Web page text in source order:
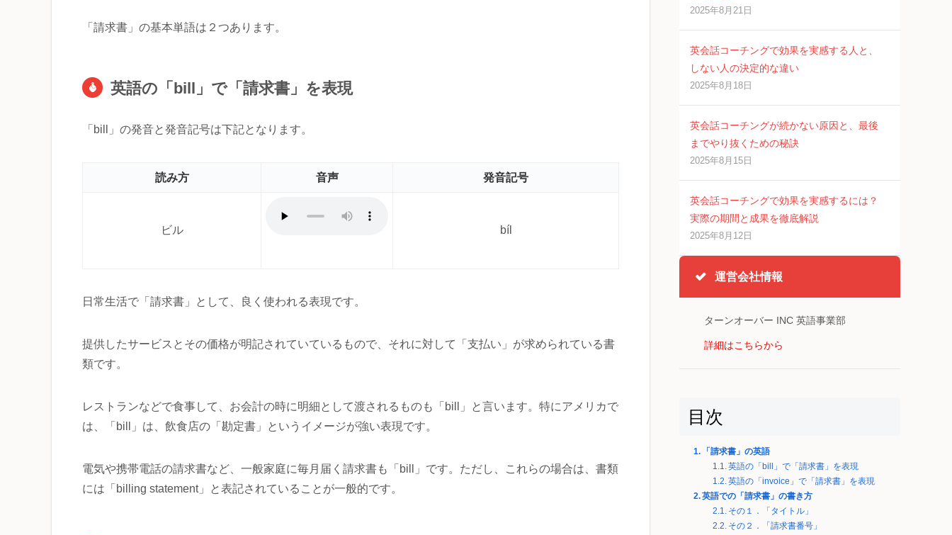
「請求書」の基本単語は２つあります。
英語の「bill」で「請求書」を表現
「bill」の発音と発音記号は下記となります。
読み方 音声 発音記号
ビル bíl
日常生活で「請求書」として、良く使われる表現です。
提供したサービスとその価格が明記されていているもので、それに対して「支払い」が求められている書
類です。
レストランなどで食事して、お会計の時に明細として渡されるものも「bill」と言います。特にアメリカで
は、「bill」は、飲食店の「勘定書」というイメージが強い表現です。
電気や携帯電話の請求書など、一般家庭に毎月届く請求書も「bill」です。ただし、これらの場合は、書類
には「billing statement」と表記されていることが一般的です。
2025年8月21日
英会話コーチングで効果を実感する人と、
しない人の決定的な違い
2025年8月18日
英会話コーチングが続かない原因と、最後
までやり抜くための秘訣
2025年8月15日
英会話コーチングで効果を実感するには？
実際の期間と成果を徹底解説
2025年8月12日
運営会社情報
ターンオーバー INC 英語事業部
詳細はこちらから
目次
「請求書」の英語
英語の「bill」で「請求書」を表現
英語の「invoice」で「請求書」を表現
英語での「請求書」の書き方
その１．「タイトル」
その２．「請求書番号」